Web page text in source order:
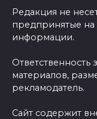
Редакция не
предпринятые
информации.
материалов,
рекламодатель.
Сайт содержит